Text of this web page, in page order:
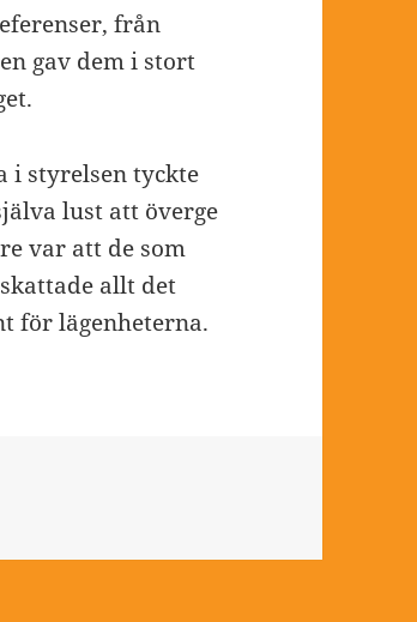
från
gav dem i stort
i styrelsen tyckte
lust att överge
var att de som
allt det
för lägenheterna.